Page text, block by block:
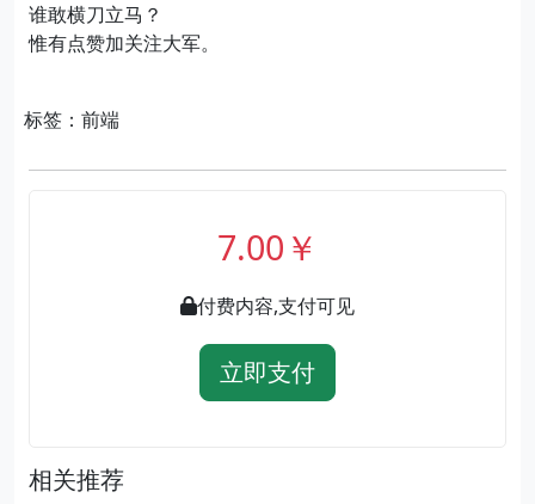
谁敢横刀立马？
惟有点赞加关注大军。
标签：前端
7.00￥
付费内容,支付可见
立即支付
相关推荐